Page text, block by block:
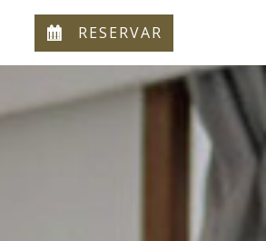
RESERVAR